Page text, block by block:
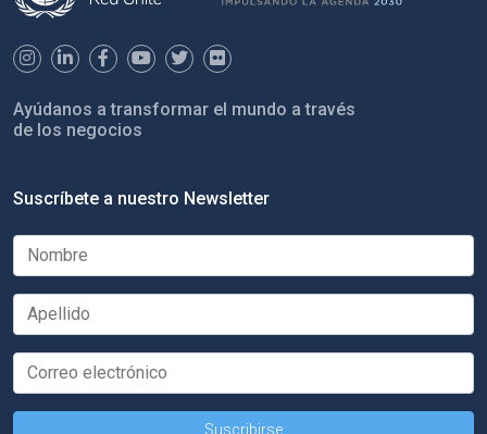
Ayúdanos a transformar el mundo a través
de los negocios
Suscríbete a nuestro Newsletter